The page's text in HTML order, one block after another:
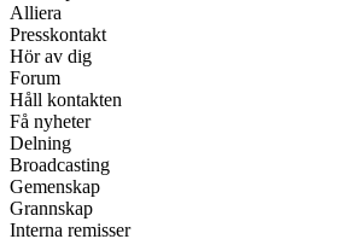
Alliera
Presskontakt
Hör av dig
Forum
Håll kontakten
Få nyheter
Delning
Broadcasting
Gemenskap
Grannskap
Interna remisser